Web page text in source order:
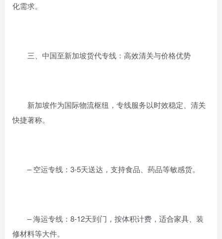
化需求。
三、中国至新加坡货代专线：高效清关与价格优势
新加坡作为国际物流枢纽，专线服务以时效稳定、清关
快捷著称。
– 空运专线：3-5天送达，支持食品、药品等敏感货。
– 海运专线：8-12天到门，按体积计费，适合家具、装
修材料等大件。